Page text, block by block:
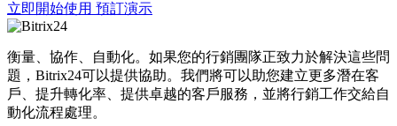
立即開始使用 預訂演示
衡量、協作、自動化。如果您的行銷團隊正致力於解決這些問
題，Bitrix24可以提供協助。我們將可以助您建立更多潛在客
戶、提升轉化率、提供卓越的客戶服務，並將行銷工作交給自
動化流程處理。